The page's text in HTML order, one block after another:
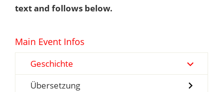
text and follows below.
Main Event Infos
Geschichte
Übersetzung